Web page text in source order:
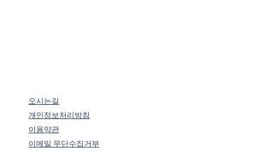
오시는길
개인정보처리방침
이용약관
이메일 무단수집거부